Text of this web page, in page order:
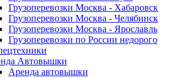
Грузоперевозки Москва - Хабаровск
Грузоперевозки Москва - Челябинск
Грузоперевозки Москва - Ярославль
Грузоперевозки по России недорого
Автовышки
Аренда автовышки